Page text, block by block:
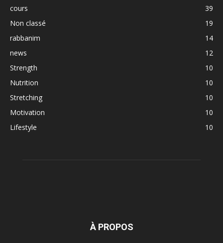
cours
39
Non classé
19
rabbanim
14
news
12
Strength
10
Nutrition
10
Stretching
10
Motivation
10
Lifestyle
10
À PROPOS